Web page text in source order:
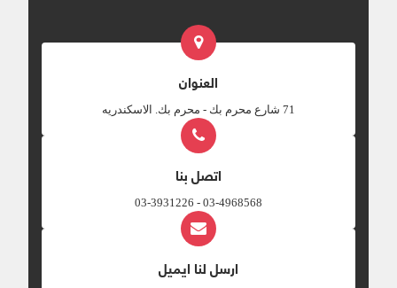
العنوان
‎71 شارع محرم بك - محرم بك. الاسكندريه
اتصل بنا
03-4968568 - 03-3931226
ارسل لنا ايميل